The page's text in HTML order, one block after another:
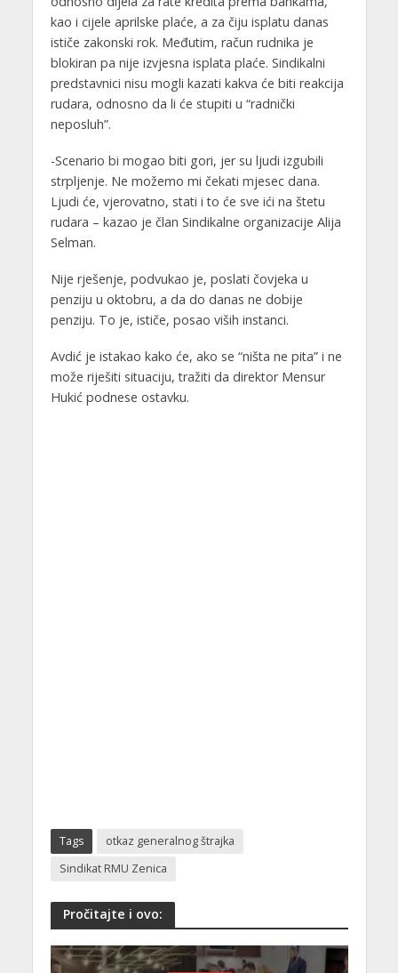
kao i cijele aprilske plaće, a za čiju isplatu danas
ističe zakonski rok. Međutim, račun rudnika je
blokiran pa nije izvjesna isplata plaće. Sindikalni
predstavnici nisu mogli kazati kakva će biti reakcija
rudara, odnosno da li će stupiti u “radnički
neposluh”.
-Scenario bi mogao biti gori, jer su ljudi izgubili
strpljenje. Ne možemo mi čekati mjesec dana.
Ljudi će, vjerovatno, stati i to će sve ići na štetu
rudara – kazao je član Sindikalne organizacije Alija
Selman.
Nije rješenje, podvukao je, poslati čovjeka u
penziju u oktobru, a da do danas ne dobije
penziju. To je, ističe, posao viših instanci.
Avdić je istakao kako će, ako se “ništa ne pita” i ne
može riješiti situaciju, tražiti da direktor Mensur
Hukić podnese ostavku.
Tags
otkaz generalnog štrajka
Sindikat RMU Zenica
Pročitajte i ovo: